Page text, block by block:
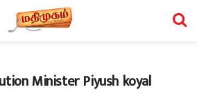
Minister Piyush koyal